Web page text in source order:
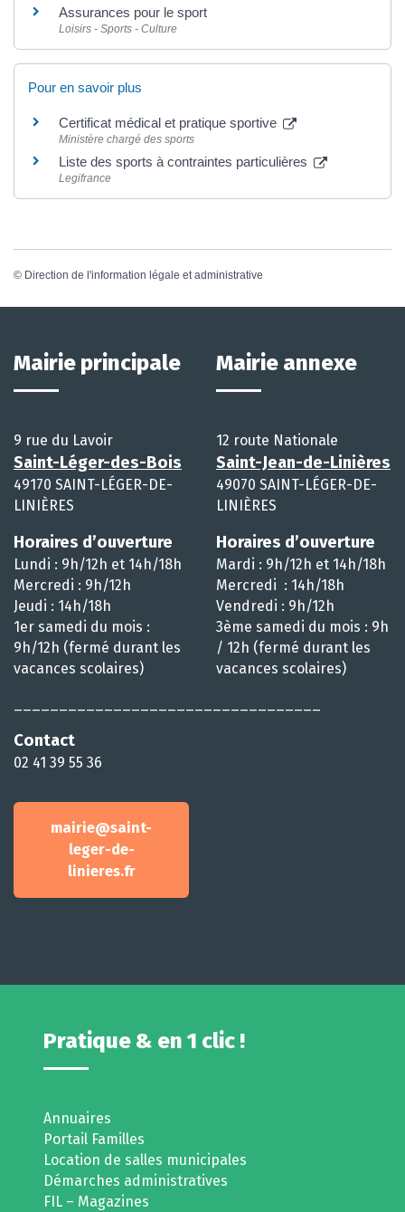
Assurances pour le sport
Loisirs - Sports - Culture
Pour en savoir plus
Certificat médical et pratique sportive
Ministère chargé des sports
Liste des sports à contraintes particulières
Legifrance
© Direction de l'information légale et administrative
Mairie principale
9 rue du Lavoir
Saint-Léger-des-Bois
49170 SAINT-LÉGER-DE-
LINIÈRES
Horaires d’ouverture
Lundi : 9h/12h et 14h/18h
Mercredi : 9h/12h
Jeudi : 14h/18h
1er samedi du mois :
9h/12h (fermé durant les
vacances scolaires)
Contact
02 41 39 55 36
mairie@saint-
leger-de-
linieres.fr
Mairie annexe
12 route Nationale
Saint-Jean-de-Linières
49070 SAINT-LÉGER-DE-
LINIÈRES
Horaires d’ouverture
Mardi : 9h/12h et 14h/18h
Mercredi : 14h/18h
Vendredi : 9h/12h
3ème samedi du mois : 9h
/ 12h (fermé durant les
vacances scolaires)
Pratique & en 1 clic !
Annuaires
Portail Familles
Location de salles municipales
Démarches administratives
FIL – Magazines